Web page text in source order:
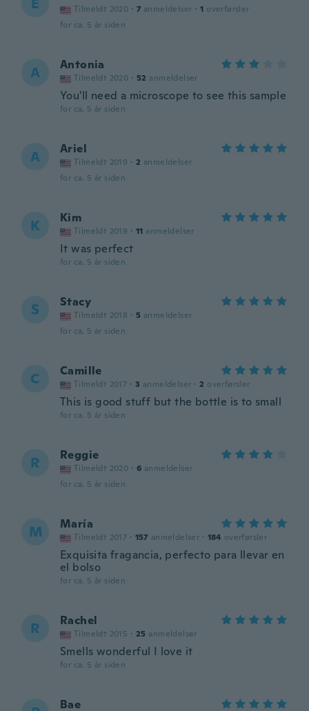
Tilmeldt 2020 · 7 anmeldelser · 1 overførsler
for ca. 5 år siden
A Antonia
Tilmeldt 2020 · 52 anmeldelser
You'll need a microscope to see this sample
for ca. 5 år siden
A Ariel
Tilmeldt 2019 · 2 anmeldelser
for ca. 5 år siden
K Kim
Tilmeldt 2019 · 11 anmeldelser
It was perfect
for ca. 5 år siden
S Stacy
Tilmeldt 2018 · 5 anmeldelser
for ca. 5 år siden
C Camille
Tilmeldt 2017 · 3 anmeldelser · 2 overførsler
This is good stuff but the bottle is to small
for ca. 5 år siden
R Reggie
Tilmeldt 2020 · 6 anmeldelser
for ca. 5 år siden
M María
Tilmeldt 2017 · 157 anmeldelser · 184 overførsler
Exquisita fragancia, perfecto para llevar en
el bolso
for ca. 5 år siden
R Rachel
Tilmeldt 2015 · 25 anmeldelser
Smells wonderful I love it
for ca. 5 år siden
Bae